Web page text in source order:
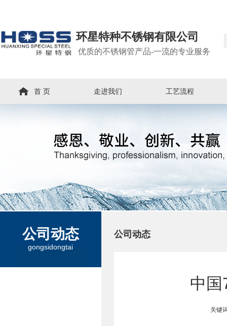
环星特种不锈钢有限公司
优质的不锈钢管产品-一流的专业服务
首 页 走进我们 工艺流程
公司动态
gongsidongtai
公司动态
中国
关键